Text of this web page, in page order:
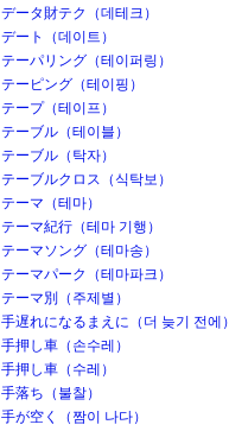
データ財テク（데테크）
デート（데이트）
テーパリング（테이퍼링）
テーピング（테이핑）
テープ（테이프）
テーブル（테이블）
テーブル（탁자）
テーブルクロス（식탁보）
テーマ（테마）
テーマ紀行（테마 기행）
テーマソング（테마송）
テーマパーク（테마파크）
テーマ別（주제별）
手遅れになるまえに（더 늦기 전에）
手押し車（손수레）
手押し車（수레）
手落ち（불찰）
手が空く（짬이 나다）